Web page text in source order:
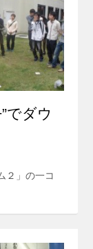
でダウ
２」の一コ